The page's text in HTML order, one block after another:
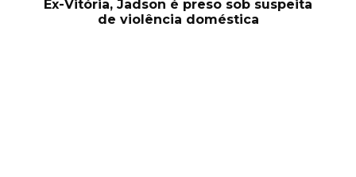
Ex-Vitória, Jadson é preso sob suspeita
de violência doméstica